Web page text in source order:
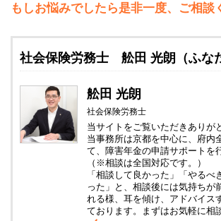
もしお悩みでしたら是非一度、ご相談
社会保険労務士 舩田 光朗（ふな
舩田 光朗
社会保険労務士
当サイトをご覧いただきありが
当事務所は京都を中心に、府内
て、障害年金の申請サポートを
（※相談は全国対応です。）
「相談して良かった」「やるべ
った」と、相談後には気持ちが
れる様、耳を傾け、アドバイス
ております。まずはお気軽に相